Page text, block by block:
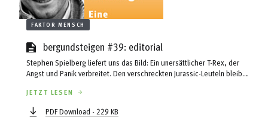
FAKTOR MENSCH
bergundsteigen #39: editorial
Stephen Spielberg liefert uns das Bild: Ein unersättlicher T-Rex, der
Angst und Panik verbreitet. Den verschreckten Jurassic-Leuteln bleibt
nicht bewegen! Denn der hungrige Jäger sieht nur Bewegungen und
sonst nix.So ein Drache treibt auch in unserer Gesellschaft sein
JETZT LESEN
PDF Download - 229 KB